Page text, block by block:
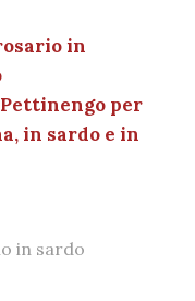
in
per
in sardo e in
in sardo